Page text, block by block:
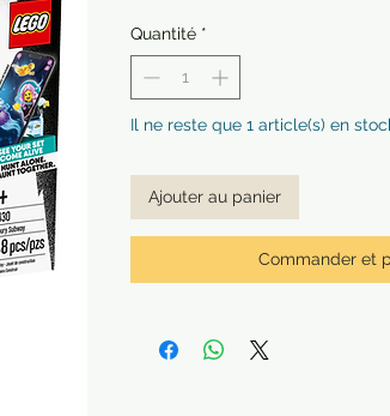
Quantité *
Il ne reste que 1 article(s) en
Ajouter au panier
Commander et